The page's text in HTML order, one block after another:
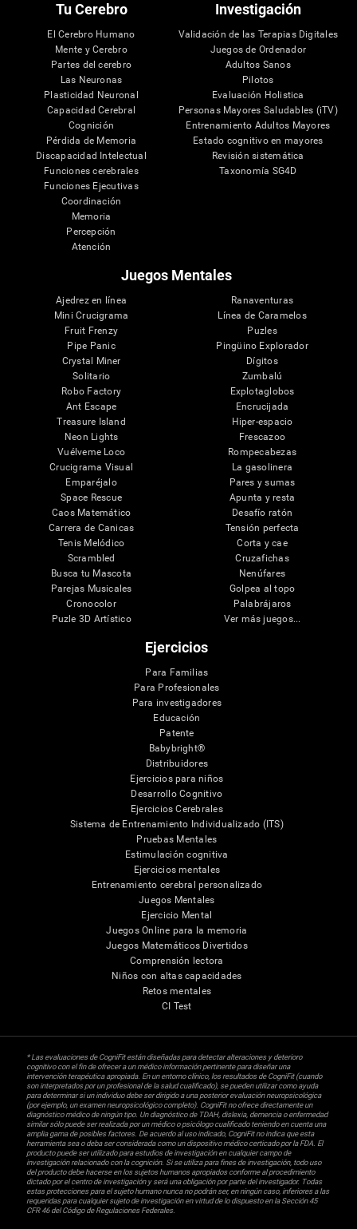
Tu Cerebro
El Cerebro Humano
Mente y Cerebro
Partes del cerebro
Las Neuronas
Plasticidad Neuronal
Capacidad Cerebral
Cognición
Pérdida de Memoria
Discapacidad Intelectual
Funciones cerebrales
Funciones Ejecutivas
Coordinación
Memoria
Percepción
Atención
Investigación
Validación de las Terapias Digitales
Juegos de Ordenador
Adultos Sanos
Pilotos
Evaluación Holistica
Personas Mayores Saludables (iTV)
Entrenamiento Adultos Mayores
Estado cognitivo en mayores
Revisión sistemática
Taxonomía SG4D
Juegos Mentales
Ajedrez en línea
Mini Crucigrama
Fruit Frenzy
Pipe Panic
Crystal Miner
Solitario
Robo Factory
Ant Escape
Treasure Island
Neon Lights
Vuélveme Loco
Crucigrama Visual
Emparéjalo
Space Rescue
Caos Matemático
Carrera de Canicas
Tenis Melódico
Scrambled
Busca tu Mascota
Parejas Musicales
Cronocolor
Puzle 3D Artístico
Ranaventuras
Línea de Caramelos
Puzles
Pingüino Explorador
Dígitos
Zumbalú
Explotaglobos
Encrucijada
Hiper-espacio
Frescazoo
Rompecabezas
La gasolinera
Pares y sumas
Apunta y resta
Desafío ratón
Tensión perfecta
Corta y cae
Cruzafichas
Nenúfares
Golpea al topo
Palabrájaros
Ver más juegos...
Ejercicios
Para Familias
Para Profesionales
Para investigadores
Educación
Patente
Babybright®
Distribuidores
Ejercicios para niños
Desarrollo Cognitivo
Ejercicios Cerebrales
Sistema de Entrenamiento Individualizado (ITS)
Pruebas Mentales
Estimulación cognitiva
Ejercicios mentales
Entrenamiento cerebral personalizado
Juegos Mentales
Ejercicio Mental
Juegos Online para la memoria
Juegos Matemáticos Divertidos
Comprensión lectora
Niños con altas capacidades
Retos mentales
CI Test
* Las evaluaciones de CogniFit están diseñadas para detectar alteraciones y deterioro
cognitivo con el fin de ofrecer a un médico información pertinente para diseñar una
intervención terapéutica apropiada. En un entorno clínico, los resultados de CogniFit (cuando
son interpretados por un profesional de la salud cualificado), se pueden utilizar como ayuda
para determinar si un individuo debe ser dirigido a una posterior evaluación neuropsicológica
(por ejemplo, un examen neuropsicológico completo). CogniFit no ofrece directamente un
diagnóstico médico de ningún tipo. Un diagnóstico de TDAH, dislexia, demencia o enfermedad
similar sólo puede ser realizada por un médico o psicólogo cualificado teniendo en cuenta una
amplia gama de posibles factores. De acuerdo al uso indicado, CogniFit no indica que esta
herramienta sea o deba ser considerada como un dispositivo médico certicado por la FDA. El
producto puede ser utilizado para estudios de investigación en cualquier campo de
investigación relacionado con la cognición. Si se utiliza para fines de investigación, todo uso
del producto debe hacerse en los sujetos humanos apropiados conforme al procedimiento
dictado por el centro de investigación y será una obligación por parte del investigador. Todas
estas protecciones para el sujeto humano nunca no podrán ser, en ningún caso, inferiores a las
requeridas para cualquier sujeto de investigación en virtud de lo dispuesto en la Sección 45
CFR 46 del Código de Regulaciones Federales.